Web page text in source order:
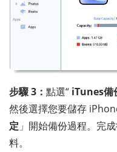
步驟 3： 點選“ iTunes備
然後選擇您要儲存
定 」開始備份過程。完
料。